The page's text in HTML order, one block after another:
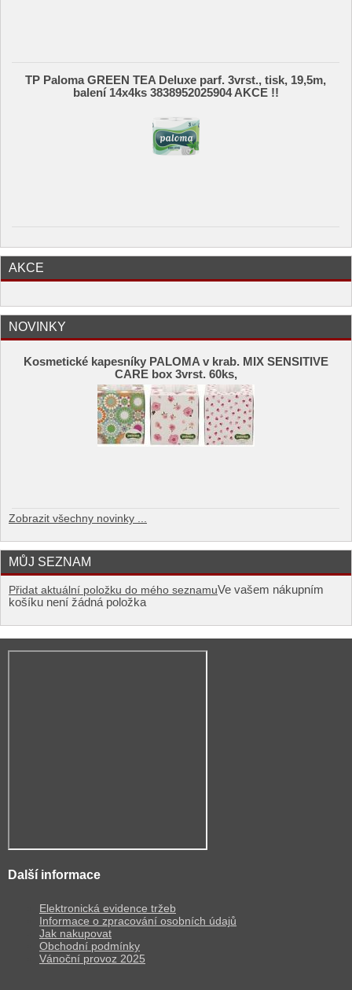
TP Paloma GREEN TEA Deluxe parf. 3vrst., tisk, 19,5m,
balení 14x4ks 3838952025904 AKCE !!
AKCE
NOVINKY
Kosmetické kapesníky PALOMA v krab. MIX SENSITIVE
CARE box 3vrst. 60ks,
Zobrazit všechny novinky ...
MŮJ SEZNAM
Přidat aktuální položku do mého seznamuVe vašem nákupním
košíku není žádná položka
Další informace
Elektronická evidence tržeb
Informace o zpracování osobních údajů
Jak nakupovat
Obchodní podmínky
Vánoční provoz 2025